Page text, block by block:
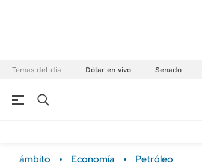
Temas del día Dólar en vivo Senado
ámbito Economía Petróleo